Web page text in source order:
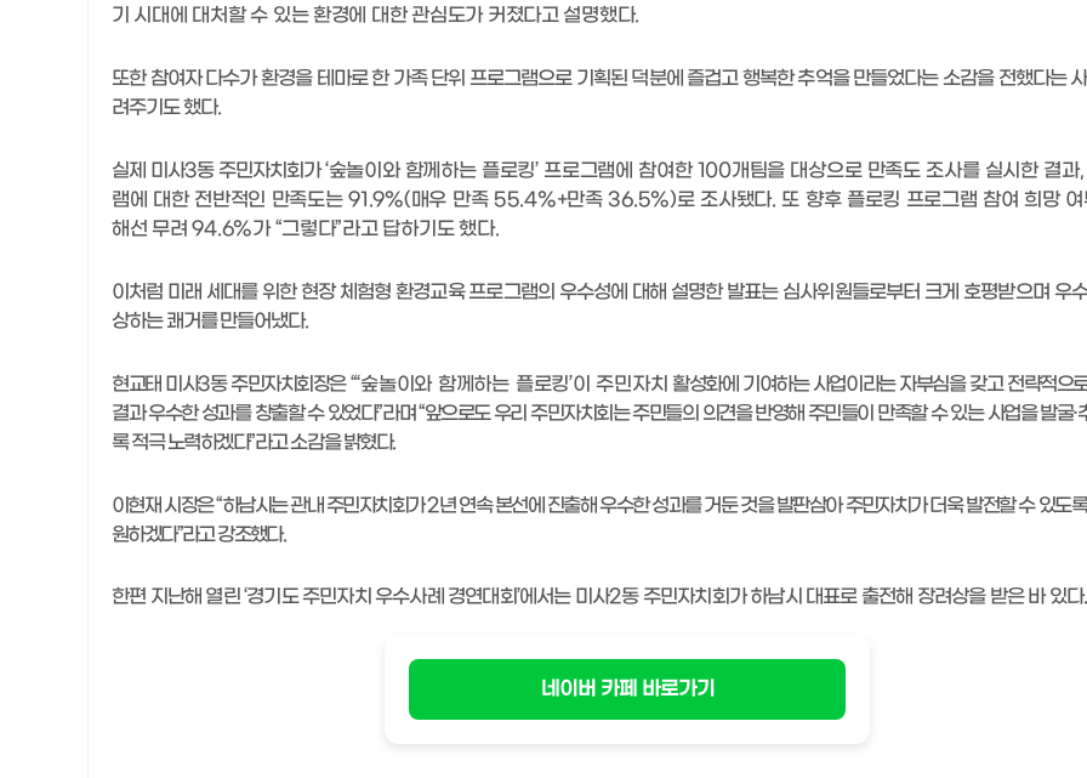
기 시대에 대처할 수 있는 환경에 대한 관심도가 커졌다고 설명했다.
또한 참여자 다수가 환경을 테마로 한 가족 단위 프로그램으로 기획된 덕분에 즐겁고 행복한 추억을 만들었다는 소감을 전했다는
려주기도 했다.
실제 미사3동 주민자치회가‘숲놀이와 함께하는 플로킹’ 프로그램에 참여한100개팀을 대상으로 만족도 조사를 실시한 결과
램에 대한 전반적인 만족도는91.9%(매우 만족 55.4%+만족36.5%)로 조사됐다. 또 향후 플로킹 프로그램 참여 희망
해선 무려94.6%가“그렇다”라고 답하기도 했다.
이처럼 미래 세대를 위한 현장 체험형 환경교육 프로그램의 우수성에 대해 설명한 발표는 심사위원들로부터 크게 호평받으며 우수
상하는 쾌거를 만들어냈다.
현교태 미사3동 주민자치회장은“‘숲놀이와 함께하는 플로킹’이 주민자치 활성화에 기여하는 사업이라는 자부심을 갖고 전략적으
결과 우수한 성과를 창출할 수 있었다”라며“앞으로도 우리 주민자치회는 주민들의 의견을 반영해 주민들이 만족할 수 있는 사업을 발굴·
록 적극 노력하겠다”라고 소감을 밝혔다.
이현재 시장은“하남시는 관내 주민자치회가2년 연속 본선에 진출해 우수한 성과를 거둔 것을 발판삼아 주민자치가 더욱 발전할 수 있도
원하겠다”라고 강조했다.
한편 지난해 열린‘경기도 주민자치 우수사례 경연대회’에서는 미사2동 주민자치회가 하남시 대표로 출전해 장려상을 받은 바 있다.
네이버 카페 바로가기